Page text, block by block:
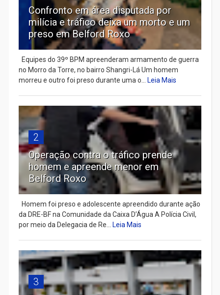
Confronto em área disputada por
milícia e tráfico deixa um morto e um
preso em Belford Roxo
Equipes do 39º BPM apreenderam armamento de guerra
no Morro da Torre, no bairro Shangri-Lá Um homem
morreu e outro foi preso durante uma o...
Leia Mais
2
Operação contra o tráfico prende
homem e apreende menor em
Belford Roxo
Homem foi preso e adolescente apreendido durante ação
da DRE-BF na Comunidade da Caixa D’Água A Polícia Civil,
por meio da Delegacia de Re...
Leia Mais
3